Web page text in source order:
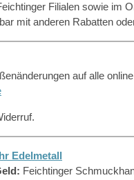
Filialen sowie im
mit anderen Rabatten
auf alle
Edelmetall
Feichtinger